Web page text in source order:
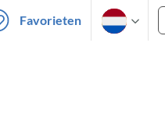
Favorieten